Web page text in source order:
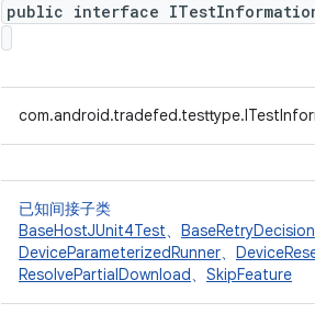
public interface
已知间接子类
BaseHostJUnit4Test、 BaseRetryDecision
DeviceParameterizedRunner、
ResolvePartialDownload、 SkipFeature